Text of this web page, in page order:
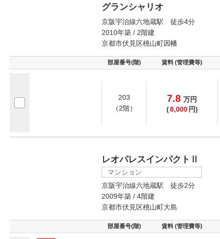
グランシャリオ
京阪宇治線六地蔵駅 徒歩4分
2010年築 / 2階建
京都市伏見区桃山町因幡
部屋番号(階) 賃料 (管理費等)
203
（2階）
7.8 万円
(8,000 円)
レオパレスインパクトⅡ
マンション
京阪宇治線六地蔵駅 徒歩2分
2009年築 / 4階建
京都市伏見区桃山町大島
部屋番号(階) 賃料 (管理費等)